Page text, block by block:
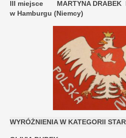
III miejsce MARTYNA DRABEK
w Hamburgu (Niemcy)
WYRÓŻNIENIA W KATEGORII